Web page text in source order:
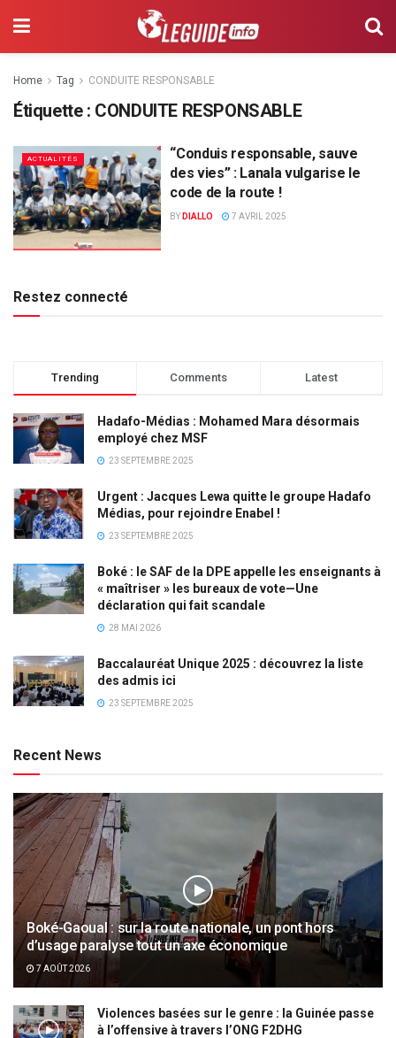
Home Tag CONDUITE RESPONSABLE
Étiquette : CONDUITE RESPONSABLE
ACTUALITÉS
“Conduis responsable, sauve
des vies” : Lanala vulgarise le
code de la route !
BY DIALLO 7 AVRIL 2025
Restez connecté
Trending Comments Latest
Hadafo-Médias : Mohamed Mara désormais
employé chez MSF
23 SEPTEMBRE 2025
Urgent : Jacques Lewa quitte le groupe Hadafo
Médias, pour rejoindre Enabel !
23 SEPTEMBRE 2025
Boké : le SAF de la DPE appelle les enseignants à
« maîtriser » les bureaux de vote—Une
déclaration qui fait scandale
28 MAI 2026
Baccalauréat Unique 2025 : découvrez la liste
des admis ici
23 SEPTEMBRE 2025
Recent News
Boké-Gaoual : sur la route nationale, un pont hors
d’usage paralyse tout un axe économique
7 AOÛT 2026
Violences basées sur le genre : la Guinée passe
à l’offensive à travers l’ONG F2DHG